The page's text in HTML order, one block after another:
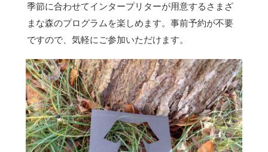
季節に合わせてインタープリターが用意するさまざ
まな森のプログラムを楽しめます。事前予約が不要
ですので、気軽にご参加いただけます。